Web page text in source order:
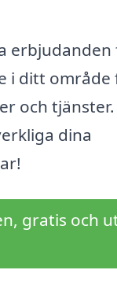
erbjudanden
i ditt område
och tjänster.
dina
gratis och